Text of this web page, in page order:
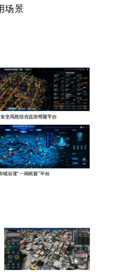
场景